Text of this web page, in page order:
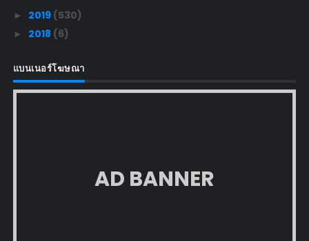
► 2019 (530)
► 2018 (6)
แบนเนอร์โฆษณา
AD BANNER